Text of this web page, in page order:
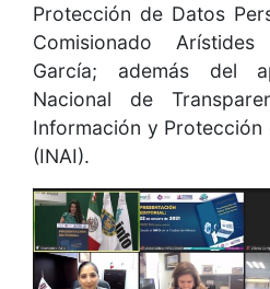
Protección de Datos
Comisionado
García; además del
Nacional de
Información y Protección
(INAI).